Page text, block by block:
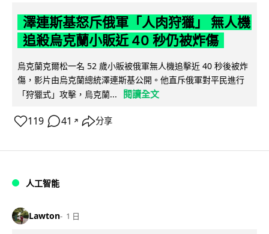
澤連斯基怒斥俄軍「人肉狩獵」 無人機
追殺烏克蘭小販近 40 秒仍被炸傷
烏克蘭克爾松一名 52 歲小販被俄軍無人機追擊近 40 秒後被炸
傷，影片由烏克蘭總統澤連斯基公開。他直斥俄軍對平民進行
「狩獵式」攻擊，烏克蘭...
閱讀全文
119 41 ↗ 分享
人工智能
Lawton 1 日